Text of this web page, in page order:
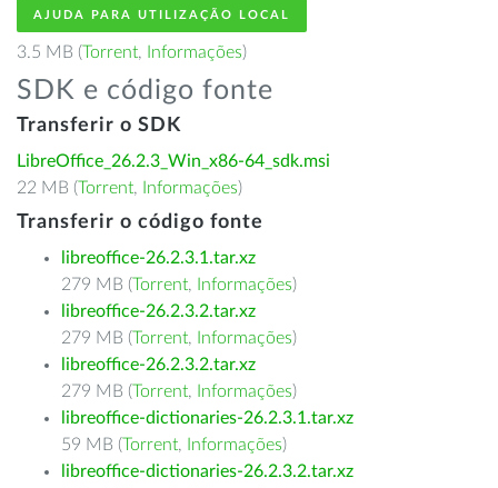
AJUDA PARA UTILIZAÇÃO LOCAL
3.5 MB (Torrent, Informações)
SDK e código fonte
Transferir o SDK
LibreOffice_26.2.3_Win_x86-64_sdk.msi
22 MB (Torrent, Informações)
Transferir o código fonte
libreoffice-26.2.3.1.tar.xz
279 MB (Torrent, Informações)
libreoffice-26.2.3.2.tar.xz
279 MB (Torrent, Informações)
libreoffice-26.2.3.2.tar.xz
279 MB (Torrent, Informações)
libreoffice-dictionaries-26.2.3.1.tar.xz
59 MB (Torrent, Informações)
libreoffice-dictionaries-26.2.3.2.tar.xz